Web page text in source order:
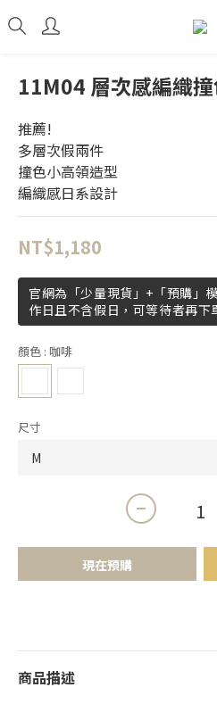
11M04 層次感編織
推薦!
多層次假兩件
撞色小高領造型
編織感日系設計
NT$1,180
官網為「少量現貨」+「預購」
作日且不含假日，可等待者再下
顏色 : 咖啡
尺寸
現在預購
商品描述